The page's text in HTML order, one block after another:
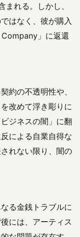
れる。しかし、
はなく、彼が購入
」に返還
約の不透明性や、
改めて浮き彫りに
ジネスの闇」に翻
による自業自得な
れない限り、闇の
る金銭トラブルに
には、アーティス